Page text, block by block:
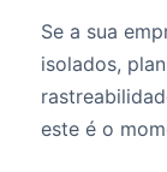
Se a sua
isolados,
este é o